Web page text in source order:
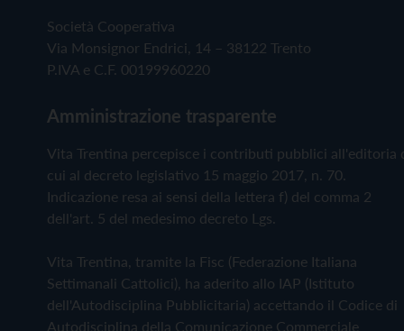
Società Cooperativa
Via Monsignor Endrici, 14 – 38122 Trento
P.IVA e C.F. 00199960220
Amministrazione trasparente
Vita Trentina percepisce i contributi pubblici all'editoria
cui al decreto legislativo 15 maggio 2017, n. 70.
Indicazione resa ai sensi della lettera f) del comma 2
dell'art. 5 del medesimo decreto Lgs.
Vita Trentina, tramite la Fisc (Federazione Italiana
Settimanali Cattolici), ha aderito allo IAP (Istituto
dell'Autodisciplina Pubblicitaria) accettando il Codice di
Autodisciplina della Comunicazione Commerciale